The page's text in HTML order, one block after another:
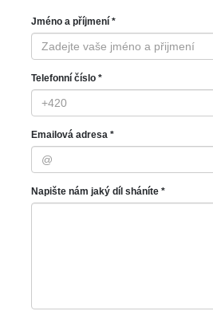
Jméno a příjmení *
Telefonní číslo *
Emailová adresa *
Napište nám jaký díl sháníte *